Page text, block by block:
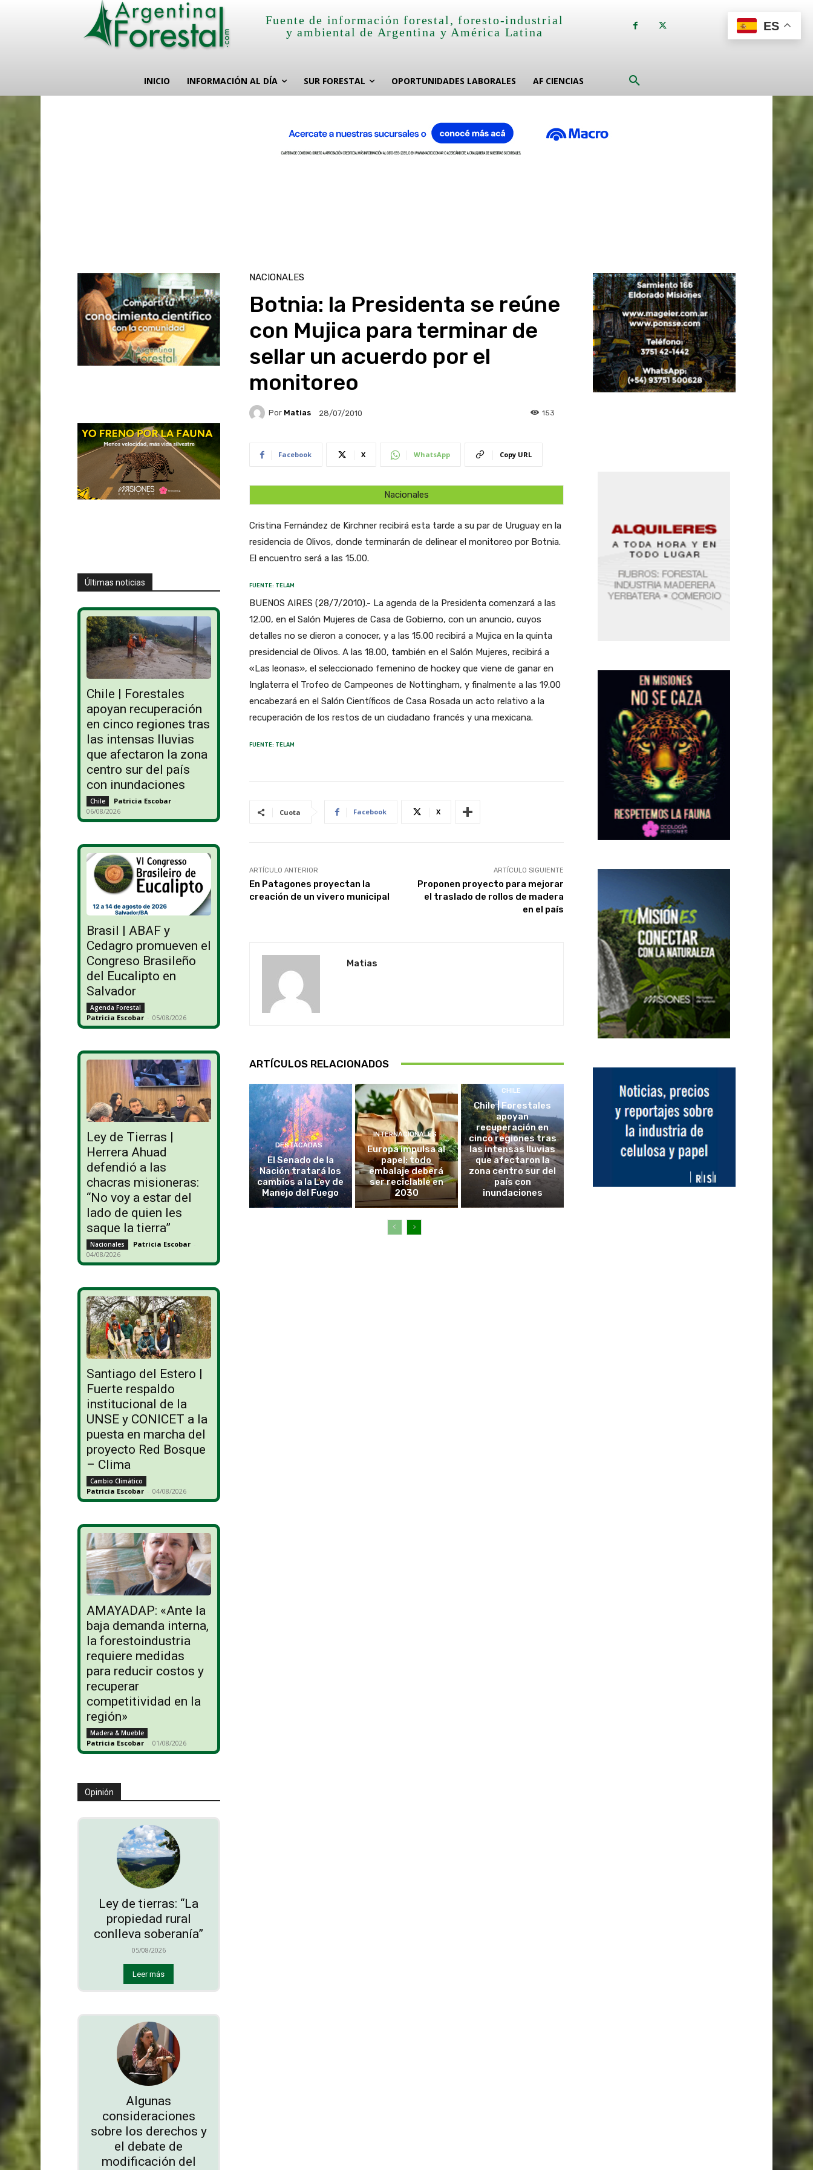
Fuente de información forestal, foresto-industrial
y ambiental de Argentina y América Latina
INICIO INFORMACIÓN AL DÍA SUR FORESTAL OPORTUNIDADES LABORALES AF CIENCIAS
Últimas noticias
Chile | Forestales
apoyan recuperación
en cinco regiones tras
las intensas lluvias
que afectaron la zona
centro sur del país
con inundaciones
Chile Patricia Escobar -
06/08/2026
Brasil | ABAF y
Cedagro promueven el
Congreso Brasileño
del Eucalipto en
Salvador
Agenda Forestal
Patricia Escobar - 05/08/2026
Ley de Tierras |
Herrera Ahuad
defendió a las
chacras misioneras:
“No voy a estar del
lado de quien les
saque la tierra”
Nacionales Patricia Escobar -
04/08/2026
Santiago del Estero |
Fuerte respaldo
institucional de la
UNSE y CONICET a la
puesta en marcha del
proyecto Red Bosque
– Clima
Cambio Climático
Patricia Escobar - 04/08/2026
AMAYADAP: «Ante la
baja demanda interna,
la forestoindustria
requiere medidas
para reducir costos y
recuperar
competitividad en la
región»
Madera & Mueble
Patricia Escobar - 01/08/2026
Opinión
Ley de tierras: “La
propiedad rural
conlleva soberanía”
05/08/2026
Leer más
Algunas
consideraciones
sobre los derechos y
el debate de
modificación del
NACIONALES
Botnia: la Presidenta se reúne
con Mujica para terminar de
sellar un acuerdo por el
monitoreo
Por Matias 28/07/2010 153
Facebook X WhatsApp Copy URL
Nacionales
Cristina Fernández de Kirchner recibirá esta tarde a su par de Uruguay en la
residencia de Olivos, donde terminarán de delinear el monitoreo por Botnia.
El encuentro será a las 15.00.
FUENTE: TELAM
BUENOS AIRES (28/7/2010).- La agenda de la Presidenta comenzará a las
12.00, en el Salón Mujeres de Casa de Gobierno, con un anuncio, cuyos
detalles no se dieron a conocer, y a las 15.00 recibirá a Mujica en la quinta
presidencial de Olivos. A las 18.00, también en el Salón Mujeres, recibirá a
«Las leonas», el seleccionado femenino de hockey que viene de ganar en
Inglaterra el Trofeo de Campeones de Nottingham, y finalmente a las 19.00
encabezará en el Salón Científicos de Casa Rosada un acto relativo a la
recuperación de los restos de un ciudadano francés y una mexicana.
FUENTE: TELAM
Cuota Facebook X
ARTÍCULO ANTERIOR
En Patagones proyectan la
creación de un vivero municipal
ARTÍCULO SIGUIENTE
Proponen proyecto para mejorar
el traslado de rollos de madera
en el país
Matias
ARTÍCULOS RELACIONADOS
DESTACADAS
El Senado de la
Nación tratará los
cambios a la Ley de
Manejo del Fuego
INTERNACIONALES
Europa impulsa al
papel: todo
embalaje deberá
ser reciclable en
2030
CHILE
Chile | Forestales
apoyan
recuperación en
cinco regiones tras
las intensas lluvias
que afectaron la
zona centro sur del
país con
inundaciones
ES